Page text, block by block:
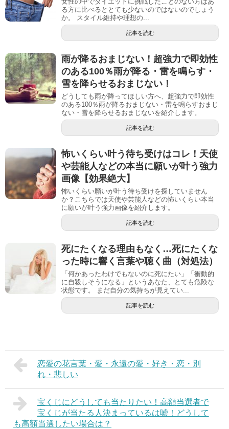
る方に比べるととても少ないのではないのでしょう
か。 スタイル維持や理想の...
記事を読む
雨が降るおまじない！超強力で即効性
のある100％雨が降る・雷を鳴らす・
雪を降らせるおまじない！
どうしても雨が降ってほしい方へ、超強力で即効性
のある100％雨が降るおまじない・雷を鳴らすおまじ
ない・雪を降らせるおまじないを紹介します。
記事を読む
怖いくらい叶う待ち受けはコレ！天使
や芸能人などの本当に願いが叶う強力
画像【効果絶大】
怖いくらい願いが叶う待ち受けを探していません
か？こちらでは天使や芸能人などの怖いくらい本当
に願いが叶う強力画像を紹介します。
記事を読む
死にたくなる理由もなく…死にたくな
った時に響く言葉や聴く曲（対処法）
「何かあったわけでもないのに死にたい」「衝動的
に自殺しそうになる」というあなた、とても危険な
状態です。 まだ自分の気持ちが見えてい...
記事を読む
恋愛の花言葉・愛・永遠の愛・好き・恋・別
れ・悲しい
宝くじにどうしても当たりたい！高額当選者で
宝くじが当たる人決まっているは嘘！どうして
も高額当選したい場合は？